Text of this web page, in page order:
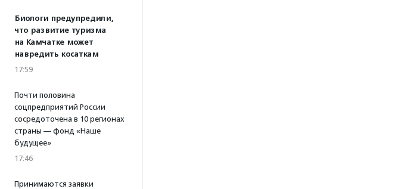
Биологи предупредили,
что развитие туризма
на Камчатке может
навредить косаткам
17:59
Почти половина
соцпредприятий России
сосредоточена в 10 регионах
страны — фонд «Наше
будущее»
17:46
Принимаются заявки